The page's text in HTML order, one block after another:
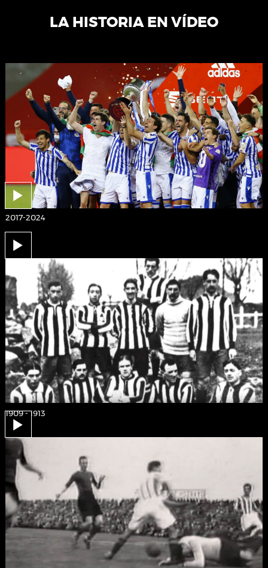
LA HISTORIA EN VÍDEO
2017-2024
1909 - 1913